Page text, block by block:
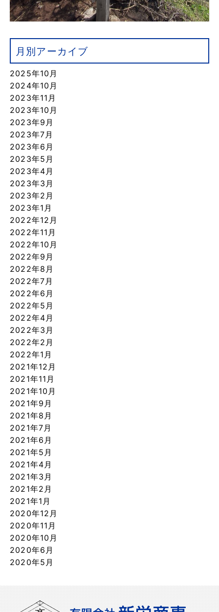
月別アーカイブ
2025年10月
2024年10月
2023年11月
2023年10月
2023年9月
2023年7月
2023年6月
2023年5月
2023年4月
2023年3月
2023年2月
2023年1月
2022年12月
2022年11月
2022年10月
2022年9月
2022年8月
2022年7月
2022年6月
2022年5月
2022年4月
2022年3月
2022年2月
2022年1月
2021年12月
2021年11月
2021年10月
2021年9月
2021年8月
2021年7月
2021年6月
2021年5月
2021年4月
2021年3月
2021年2月
2021年1月
2020年12月
2020年11月
2020年10月
2020年6月
2020年5月